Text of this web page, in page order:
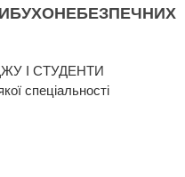
І СТУДЕНТИ
спеціальності